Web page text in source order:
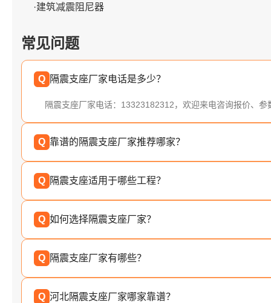
·建筑减震阻尼器
常见问题
Q 隔震支座厂家电话是多少？
隔震支座厂家电话：13323182312，欢迎来电咨询报价、参
Q 靠谱的隔震支座厂家推荐哪家？
Q 隔震支座适用于哪些工程？
Q 如何选择隔震支座厂家？
Q 隔震支座厂家有哪些？
Q 河北隔震支座厂家哪家靠谱？